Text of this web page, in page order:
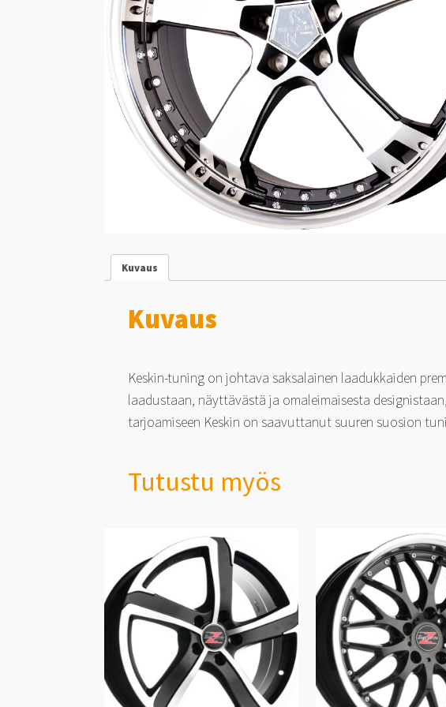
Kuvaus
Kuvaus
Keskin-tuning on johtava saksalainen laadukkaiden
laadustaan, näyttävästä ja omaleimaisesta
tarjoamiseen Keskin on saavuttanut suuren suosion
Tutustu myös